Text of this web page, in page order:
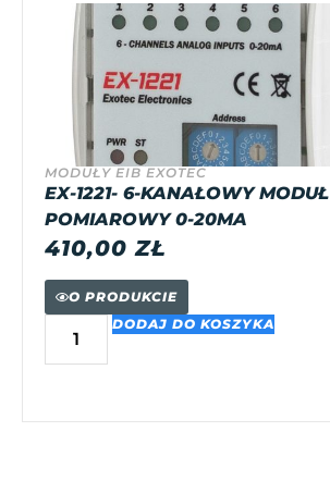
MODUŁY EIB EXOTEC
EX-1221- 6-KANAŁOWY MODUŁ
POMIAROWY 0-20MA
410,00ZŁ
O PRODUKCIE
DODAJ DO KOSZYKA